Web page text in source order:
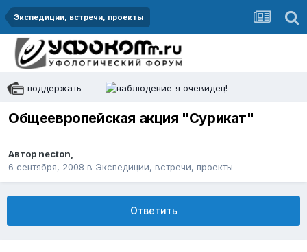
Экспедиции, встречи, проекты
поддержать я очевидец!
Общеевропейская акция "Сурикат"
Автор necton,
6 сентября, 2008 в Экспедиции, встречи, проекты
Ответить